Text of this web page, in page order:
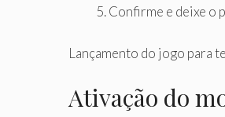
Confirme e deixe o
Lançamento do jogo para
Ativação do